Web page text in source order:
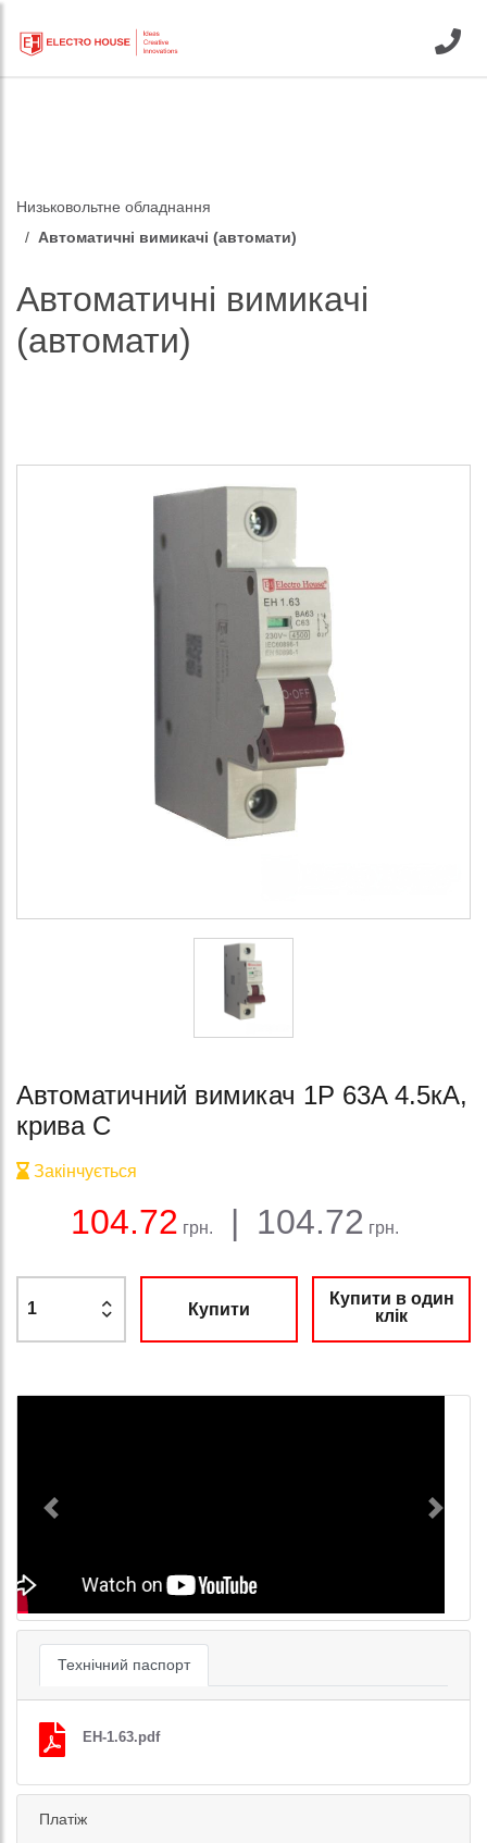
Низьковольтне обладнання
Автоматичні вимикачі (автомати)
Автоматичні вимикачі
(автомати)
Автоматичний вимикач 1Р 63A 4.5кА,
крива C
Баланс:
Закінчується
104.72 грн. | 104.72 грн.
Купити
Купити в один
клік
Previous Next
Технічний паспорт
EH-1.63.pdf
Платіж